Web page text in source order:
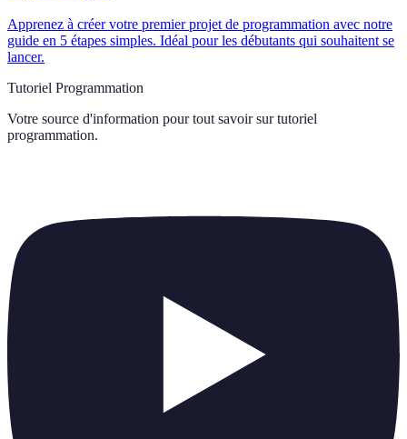
Apprenez à créer votre premier projet de programmation avec notre
guide en 5 étapes simples. Idéal pour les débutants qui souhaitent se
lancer.
Tutoriel Programmation
Votre source d'information pour tout savoir sur tutoriel
programmation.